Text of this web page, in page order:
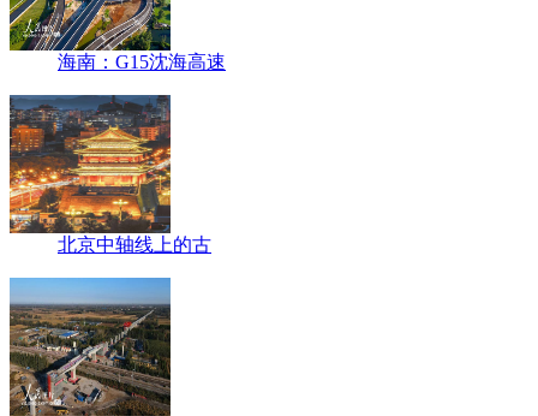
海南：G15沈海高速
北京中轴线上的古